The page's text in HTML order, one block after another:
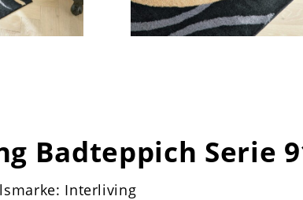
Badteppich Serie
Interliving